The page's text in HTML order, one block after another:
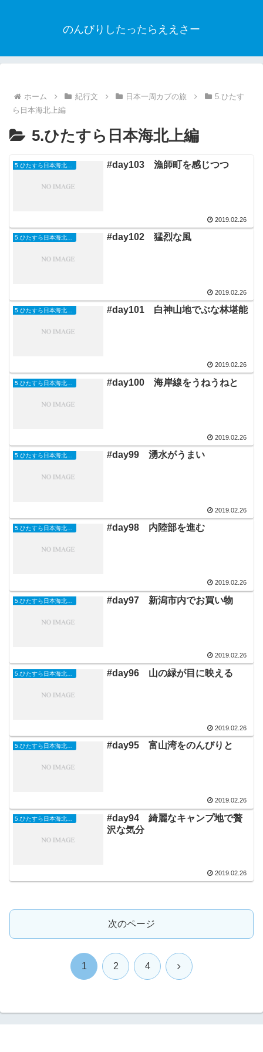
のんびりしたったらええさー
ホーム 紀行文 日本一周カブの旅
5.ひたす
ら日本海北上編
5.ひたすら日本海北上編
#day103 漁師町を感じつつ
2019.02.26
5.ひたすら日本海北上編 #day102 猛烈な風
2019.02.26
#day101 白神山地でぶな林堪能
2019.02.26
#day100 海岸線をうねうねと
2019.02.26
5.ひたすら日本海北上編 #day99 湧水がうまい
2019.02.26
#day98 内陸部を進む
2019.02.26
#day97 新潟市内でお買い物
2019.02.26
#day96 山の緑が目に映える
2019.02.26
5.ひたすら日本海北上編 #day95 富山湾をのんびりと
2019.02.26
#day94 綺麗なキャンプ地で贅
沢な気分
2019.02.26
次のページ
1 2 4 次